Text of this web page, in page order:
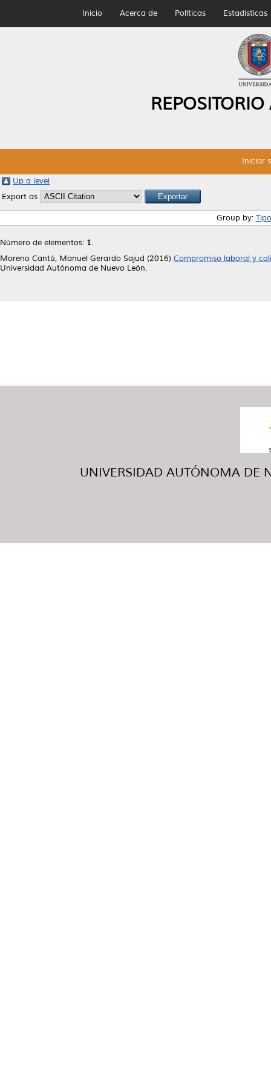
Inicio Acerca de Políticas Estadísticas
Iniciar
Up a level
Export as
Group by:
Número de elementos: 1.
Moreno Cantú, Manuel Gerardo Sajud (2016) Compromiso laboral y
Universidad Autónoma de Nuevo León.
UNIVERSIDAD AUTÓNOMA DE